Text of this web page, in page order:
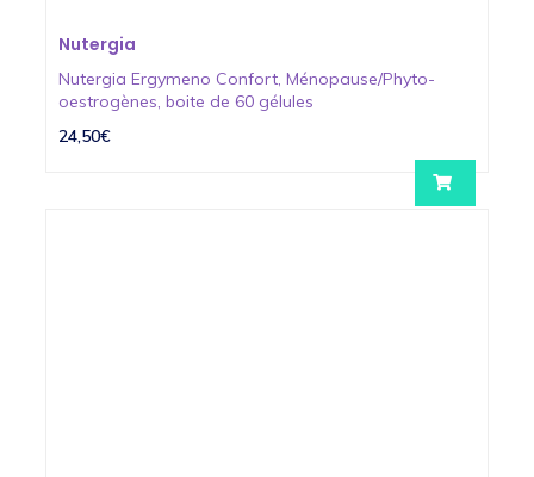
Nutergia
Nutergia Ergymeno Confort, Ménopause/Phyto-
oestrogènes, boite de 60 gélules
24,50€